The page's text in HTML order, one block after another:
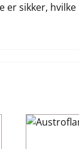
er sikker, hvilke